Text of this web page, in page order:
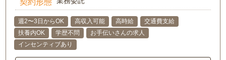
週2〜3日からOK 高収入可能 高時給
交通費支給
扶養内OK
学歴不問
お手伝いさんの求人
インセンティブあり